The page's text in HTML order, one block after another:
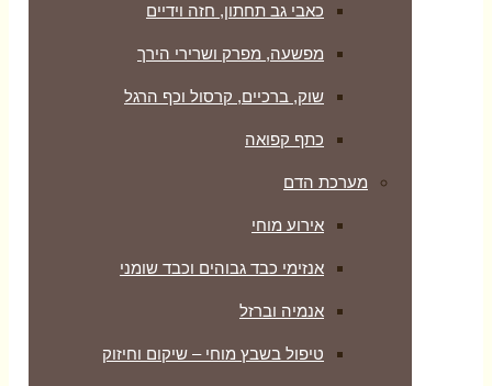
כאבי גב תחתון, חזה וידיים
מפשעה, מפרק ושרירי הירך
שוק, ברכיים, קרסול וכף הרגל
כתף קפואה
מערכת הדם
אירוע מוחי
אנזימי כבד גבוהים וכבד שומני
אנמיה וברזל
טיפול בשבץ מוחי – שיקום וחיזוק